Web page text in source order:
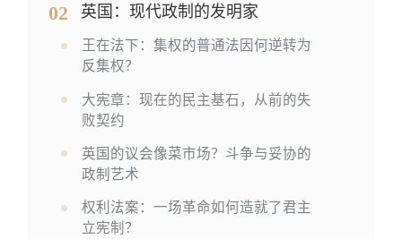
02 英国：现代政制的发明家
王在法下：集权的普通法因何逆转为
反集权？
大宪章：现在的民主基石，从前的失
败契约
英国的议会像菜市场？斗争与妥协的
政制艺术
权利法案：一场革命如何造就了君主
立宪制？